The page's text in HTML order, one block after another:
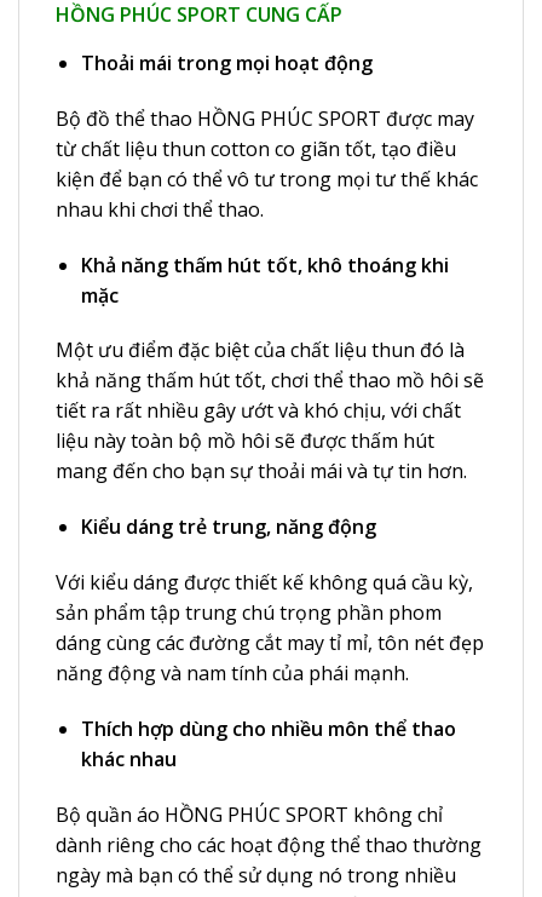
HỒNG PHÚC SPORT CUNG CẤP
Thoải mái trong mọi hoạt động
Bộ đồ thể thao HỒNG PHÚC SPORT được may
từ chất liệu thun cotton co giãn tốt, tạo điều
kiện để bạn có thể vô tư trong mọi tư thế khác
nhau khi chơi thể thao.
Khả năng thấm hút tốt, khô thoáng khi
mặc
Một ưu điểm đặc biệt của chất liệu thun đó là
khả năng thấm hút tốt, chơi thể thao mồ hôi sẽ
tiết ra rất nhiều gây ướt và khó chịu, với chất
liệu này toàn bộ mồ hôi sẽ được thấm hút
mang đến cho bạn sự thoải mái và tự tin hơn.
Kiểu dáng trẻ trung, năng động
Với kiểu dáng được thiết kế không quá cầu kỳ,
sản phẩm tập trung chú trọng phần phom
dáng cùng các đường cắt may tỉ mỉ, tôn nét đẹp
năng động và nam tính của phái mạnh.
Thích hợp dùng cho nhiều môn thể thao
khác nhau
Bộ quần áo HỒNG PHÚC SPORT không chỉ
dành riêng cho các hoạt động thể thao thường
ngày mà bạn có thể sử dụng nó trong nhiều